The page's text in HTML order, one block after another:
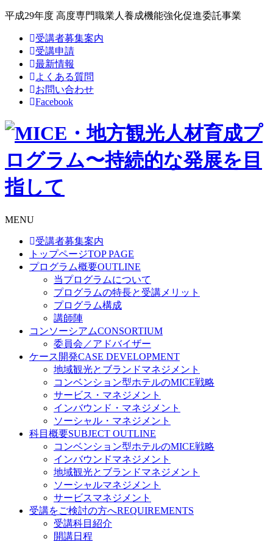
平成29年度 高度専門職業人養成機能強化促進委託事業
受講者募集案内
受講申請
最新情報
よくある質問
お問い合わせ
Facebook
MENU
受講者募集案内
トップページTOP PAGE
プログラム概要OUTLINE
当プログラムについて
プログラムの特長と受講メリット
プログラム構成
講師陣
コンソーシアムCONSORTIUM
委員会／アドバイザー
ケース開発CASE DEVELOPMENT
地域観光とブランドマネジメント
コンベンション型ホテルのMICE戦略
サービス・マネジメント
インバウンド・マネジメント
ソーシャル・マネジメント
科目概要SUBJECT OUTLINE
コンベンション型ホテルのMICE戦略
インバウンドマネジメント
地域観光とブランドマネジメント
ソーシャルマネジメント
サービスマネジメント
受講をご検討の方へREQUIREMENTS
受講科目紹介
開講日程